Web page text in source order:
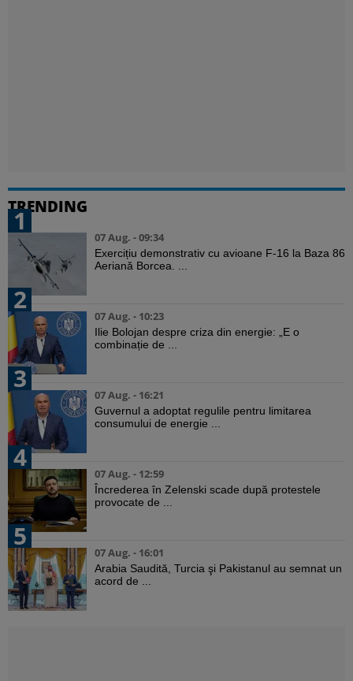
TRENDING
1
07 Aug. - 09:34
Exercițiu demonstrativ cu avioane F-16 la Baza 86
Aeriană Borcea. ...
2
07 Aug. - 10:23
Ilie Bolojan despre criza din energie: „E o
combinație de ...
3
07 Aug. - 16:21
Guvernul a adoptat regulile pentru limitarea
consumului de energie ...
4
07 Aug. - 12:59
Încrederea în Zelenski scade după protestele
provocate de ...
5
07 Aug. - 16:01
Arabia Saudită, Turcia şi Pakistanul au semnat un
acord de ...